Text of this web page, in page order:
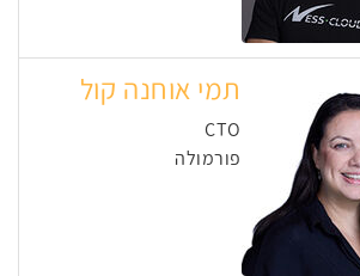
תמי אוחנה קול
CTO
פורמולה